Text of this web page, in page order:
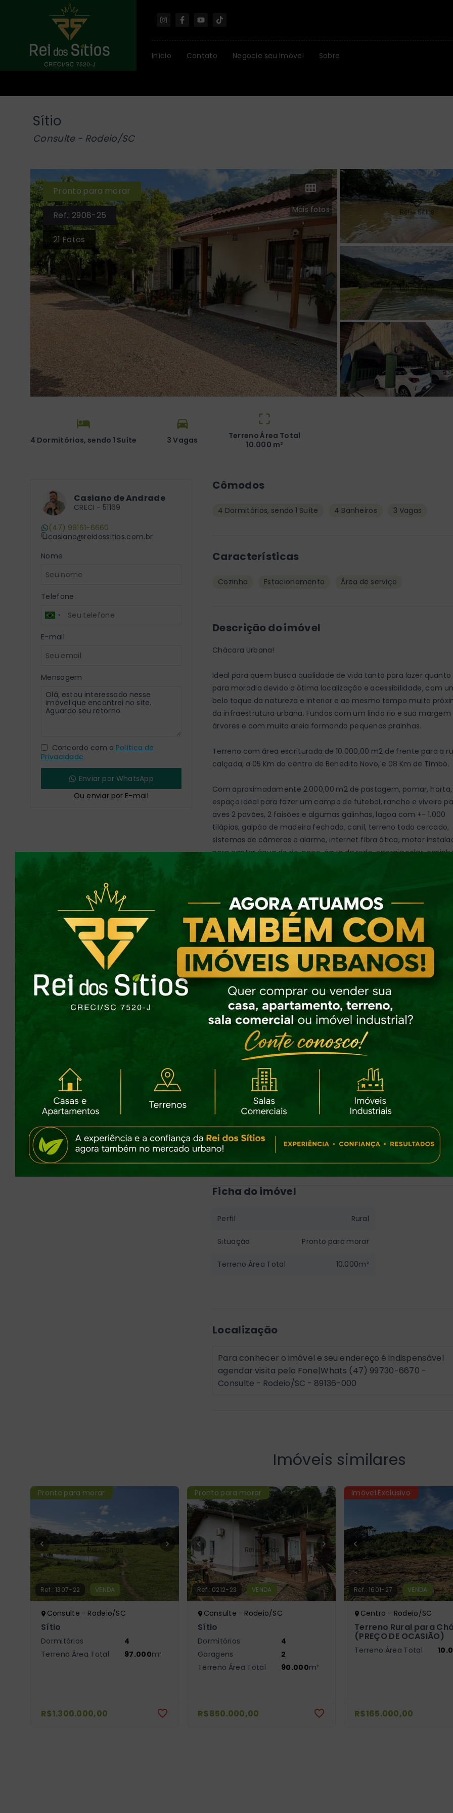
Início Contato Negocie seu Imóvel Sobre
Sítio
Consulte - Rodeio/SC
Mais fotos
Pronto para morar
Ref.: 2908-25
21 Fotos
4 Dormitórios, sendo 1 Suíte 3 Vagas
Terreno Área Total
10.000 m²
Casiano de Andrade
CRECI - 51169
(47) 99161-6660
casiano@reidossitios.com.br
Nome
Telefone
E-mail
Mensagem
Concordo com a Política de
Privacidade
Enviar por WhatsApp
Ou enviar por E-mail
Cômodos
4 Dormitórios, sendo 1 Suíte 4 Banheiros 3 Vagas
Características
Cozinha Estacionamento Área de serviço
Descrição do imóvel
Chácara Urbana!
Ideal para quem busca qualidade de vida tanto para lazer quanto
para moradia devido a ótima localização e acessibilidade, com
belo toque da natureza e interior e ao mesmo tempo muito
da infraestrutura urbana. Fundos com um lindo rio e sua margem
árvores e com muita areia formando pequenas prainhas.
Terreno com área escriturada de 10.000,00 m2 de frente para a
calçada, a 05 Km do centro de Benedito Novo, e 08 Km de Timbó.
Com aproximadamente 2.000,00 m2 de pastagem, pomar, horta,
espaço ideal para fazer um campo de futebol, rancho e viveiro
aves 2 pavões, 2 faisões e algumas galinhas, lagoa com +- 1.000
tilápias, galpão de madeira fechado, canil, terreno todo cercado,
sistemas de câmeras e alarme, internet fibra ótica, motor
para captar água do rio, poço, água da rede, energia solar,
1 suíte, sala de estar e jantar, cozinha com fogão a lenha,
banheiros, área de serviço e garagem para 3 carros.
Possui 2 áreas de festas com jacuzzi, deck, cozinha, banheiro,
churrasqueira.
Gostou? Entre em contato com nossos corretores para saber
agendar uma visita!
Forma de Pagamento: Avalia-se o recebimento de imóvel de
valor até 50% como parte de pagamento...
Valores, disponibilidade e condições sujeitos a alterações sem
REI DOS SÍTIOS
Localização
Para conhecer o imóvel e seu endereço é indispensável
visita pelo Fone|Whats (47) 99730-6670 - Consulte - Rodeio/
Ficha do imóvel
Perfil Rural
Situação Pronto para morar
Terreno Área Total 10.000m²
Localização
Para conhecer o imóvel e seu endereço é indispensável
agendar visita pelo Fone|Whats (47) 99730-6670 -
Consulte - Rodeio/SC - 89136-000
Imóveis similares
Pronto para morar
Ref.: 1307-22 VENDA
Consulte - Rodeio/SC
Sítio
Dormitórios
4
Terreno Área Total
97.000m²
R$1.300.000,00
Pronto para morar
Ref.: 0212-23 VENDA
Consulte - Rodeio/SC
Sítio
Dormitórios
4
Garagens
2
Terreno Área Total
90.000m²
R$850.000,00
Imóvel Exclusivo
Ref.: 1601-27 VENDA
Centro - Rodeio/SC
Terreno Rural para
(PREÇO DE OCASIÃO)
Terreno Área Total
R$165.000,00